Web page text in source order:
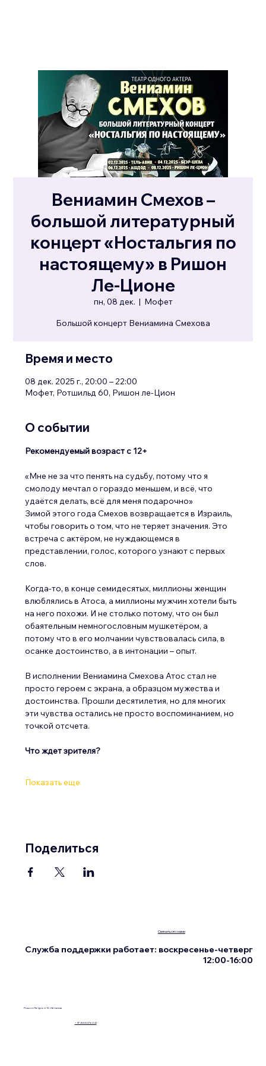
Вениамин Смехов –
большой литературный
концерт «Ностальгия по
настоящему» в Ришон
Ле-Ционе
пн, 08 дек.
  |
Мофет
Время и место
08 дек. 2025 г., 20:00 – 22:00
Мофет, Ротшильд 60, Ришон ле-Цион
О событии
Рекомендуемый возраст с 12+
«Мне не за что пенять на судьбу, потому что я
смолоду мечтал о гораздо меньшем, и всё, что
удаётся делать, всё для меня подарочно»
Зимой этого года Смехов возвращается в Израиль,
чтобы говорить о том, что не теряет значения. Это
встреча с актёром, не нуждающемся в
представлении, голос, которого узнают с первых
слов.
Когда-то, в конце семидесятых, миллионы женщин
влюблялись в Атоса, а миллионы мужчин хотели быть
на него похожи. И не столько потому, что он был
обаятельным немногословным мушкетёром, а
потому что в его молчании чувствовалась сила, в
осанке достоинство, а в интонации – опыт.
В исполнении Вениамина Смехова Атос стал не
просто героем с экрана, а образцом мужества и
достоинства. Прошли десятилетия, но для многих
эти чувства остались не просто воспоминанием, но
точкой отсчета.
Что ждет зрителя?
Показать еще
Поделиться
Ришон Ле-Цион 13, Нетания
+972555076342
Связаться с нами
Служба поддержки работает: воскресенье-четверг
12:00-16:00